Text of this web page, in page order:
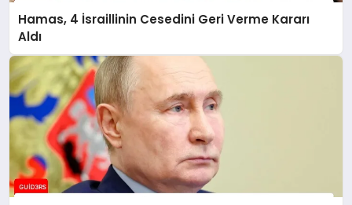
Hamas, 4 İsraillinin Cesedini Geri Verme Kararı
Aldı